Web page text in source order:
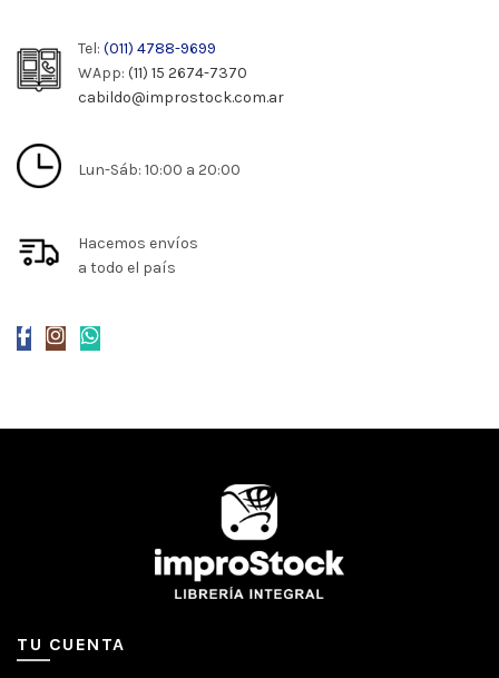
Tel: (011) 4788-9699
WApp: (11) 15 2674-7370
cabildo@improstock.com.ar
Lun-Sáb: 10:00 a 20:00
Hacemos envíos
a todo el país
TU CUENTA